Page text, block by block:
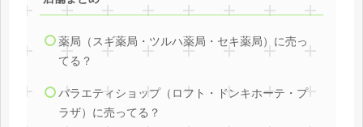
薬局（スギ薬局・ツルハ薬局・セキ薬局）に売っ
てる？
バラエティショップ（ロフト・ドンキホーテ・プ
ラザ）に売ってる？